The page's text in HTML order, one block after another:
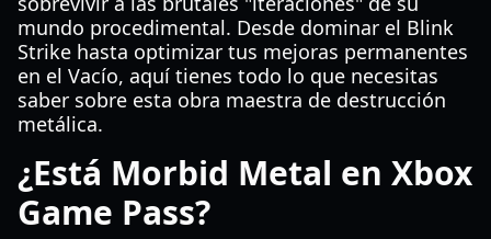
mundo procedimental. Desde dominar el Blink
Strike hasta optimizar tus mejoras permanentes
en el Vacío, aquí tienes todo lo que necesitas
saber sobre esta obra maestra de destrucción
metálica.
¿Está Morbid Metal en Xbox
Game Pass?